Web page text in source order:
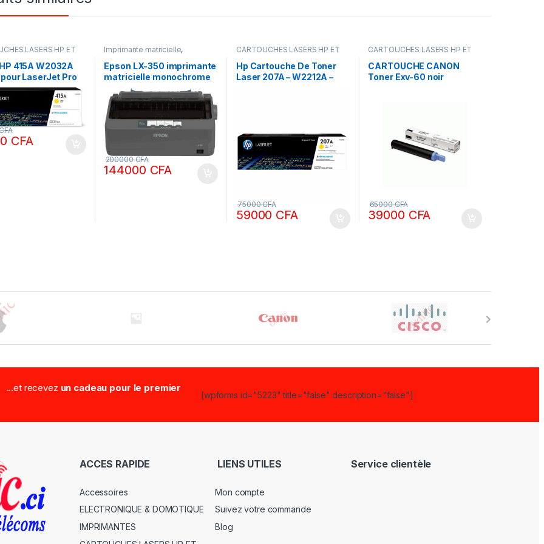
LASERS HP ET
,IMPRIMANTES
415A W2032A
LaserJet Pro
M479
CFA
Imprimante matricielle,
Epson LX-350 imprimante
matricielle monochrome
euro nlsp 220v
144000 CFA
200000CFA
CARTOUCHES LASERS HP ET
Toners,IMPRIMANTES
Hp Cartouche De Toner
Laser 207A – W2212A –
59000 CFA
75000CFA
CARTOUCHES LASERS HP ET
Toners,IMPRIMANTES
CARTOUCHE CANON
Toner Exv-60 noir
39000 CFA
65000CFA
...et recevez un cadeau pour le premier
[wpforms id="5223" title="false" description="false"]
ACCES RAPIDE
Accessoires
ELECTRONIQUE & DOMOTIQUE
IMPRIMANTES
LIENS UTILES
Mon compte
Suivez votre commande
Blog
Service clientèle